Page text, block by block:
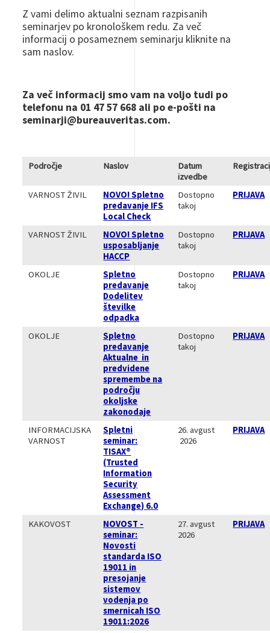
Z vami delimo aktualni seznam razpisanih
seminarjev po kronološkem redu. Za več
informacij o posameznem seminarju kliknite na
sam naslov.
Za več informacij smo vam na voljo tudi po
telefonu na 01 47 57 668 ali po e-pošti na
seminarji@bureauveritas.com.
Področje Naslov
Datum
izvedbe
VARNOST ŽIVIL
NOVO! Spletno
predavanje IFS
Local Check
Dostopno
takoj
PRIJAVA
VARNOST ŽIVIL
NOVO! Spletno
usposabljanje
HACCP
Dostopno
takoj
PRIJAVA
OKOLJE
Spletno
predavanje
Dodelitev
številke
odpadka
Dostopno
takoj
PRIJAVA
OKOLJE
Spletno
predavanje
Aktualne in
predvidene
spremembe na
področju
okoljske
zakonodaje
Dostopno
takoj
PRIJAVA
INFORMACIJSKA
VARNOST
Spletni
seminar:
TISAX®
(Trusted
Information
Security
Assessment
Exchange) 6.0
26. avgust
2026
PRIJAVA
KAKOVOST
NOVOST -
seminar:
Novosti
standarda ISO
19011 in
presojanje
sistemov
vodenja po
smernicah ISO
19011:2026
27. avgust
2026
PRIJAVA